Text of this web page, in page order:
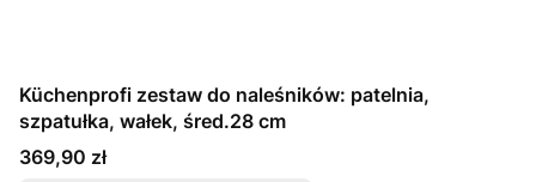
Küchenprofi zestaw do naleśników: patelnia,
szpatułka, wałek, śred.28 cm
Cena
369,90 zł